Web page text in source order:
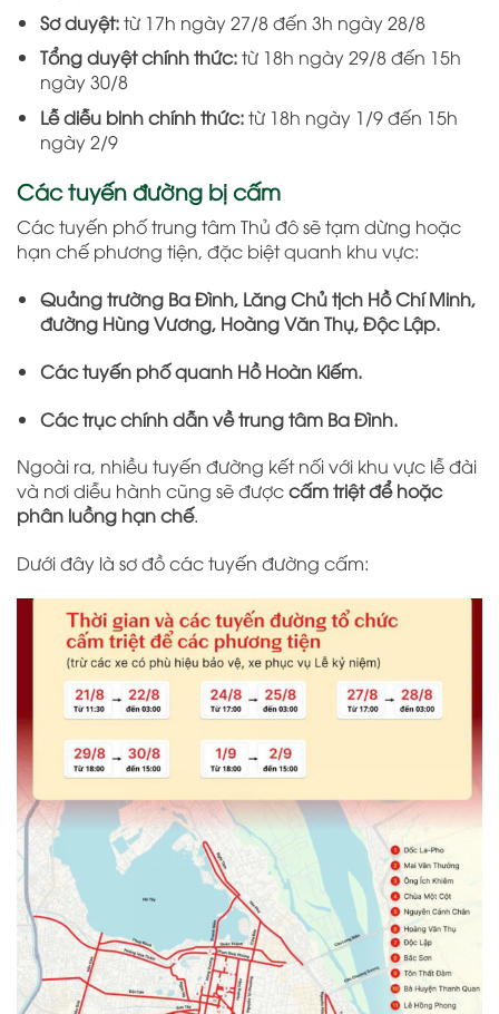
Sơ duyệt:từ 17h ngày 27/8 đến 3h ngày 28/8
Tổng duyệt chính thức:từ 18h ngày 29/8 đến 15h
ngày 30/8
Lễ diễu binh chính thức:từ 18h ngày 1/9 đến 15h
ngày 2/9
Các tuyến đường bị cấm
Các tuyến phố trung tâm Thủ đô sẽ tạm dừng hoặc
hạn chế phương tiện, đặc biệt quanh khu vực:
Quảng trường Ba Đình, Lăng Chủ tịch Hồ Chí Minh,
đường Hùng Vương, Hoàng Văn Thụ, Độc Lập.
Các tuyến phố quanh Hồ Hoàn Kiếm.
Các trục chính dẫn về trung tâm Ba Đình.
Ngoài ra, nhiều tuyến đường kết nối với khu vực lễ đài
và nơi diễu hành cũng sẽ đượccấm triệt để hoặc
phân luồng hạn chế.
Dưới đây là sơ đồ các tuyến đường cấm: